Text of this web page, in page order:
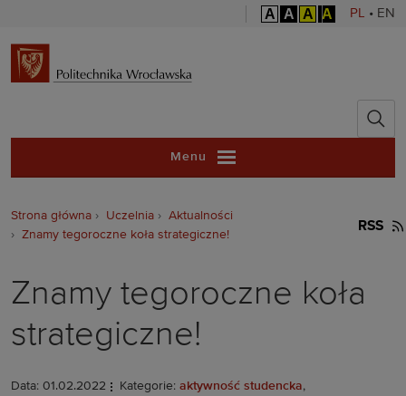
A A A A PL • EN
Politechnika
Menu
Strona główna Uczelnia
Aktualności
Znamy tegoroczne koła strategiczne!
RSS
Znamy tegoroczne koła
strategiczne!
Data: 01.02.2022 Kategorie: aktywność studencka,